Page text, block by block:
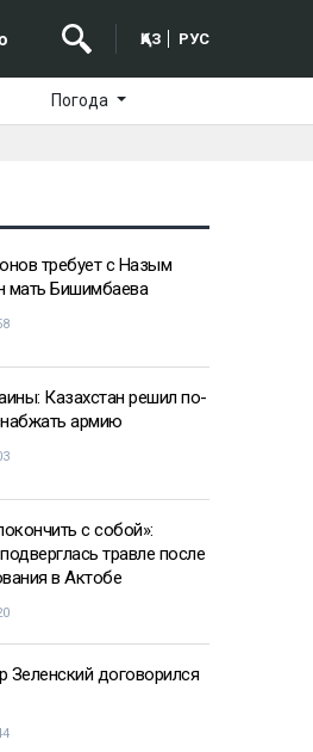
ҚАЗ РУС
Погода
требует с Назым
мать Бишимбаева
Казахстан решил по-
армию
с собой»:
травле после
в Актобе
Зеленский договорился